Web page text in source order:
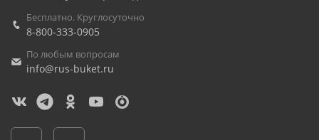
Бесплатно. Круглосуточно
8-800-333-0905
По любым вопросам
info@rus-buket.ru